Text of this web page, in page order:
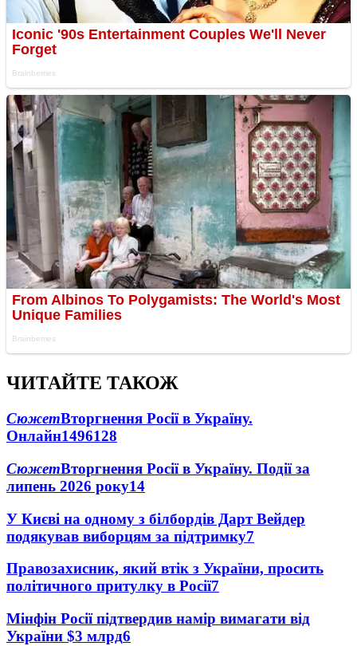
ЧИТАЙТЕ ТАКОЖ
СюжетВторгнення Росії в Україну.
Онлайн1496128
СюжетВторгнення Росії в Україну. Події за
липень 2026 року14
У Києві на одному з білбордів Дарт Вейдер
подякував виборцям за підтримку7
Правозахисник, який втік з України, просить
політичного притулку в Росії7
Мінфін Росії підтвердив намір вимагати від
України $3 млрд6